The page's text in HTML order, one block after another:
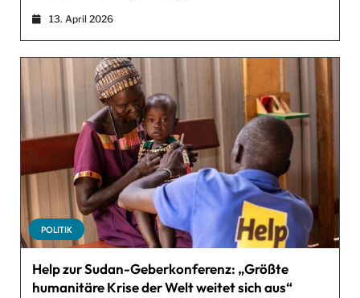
13. April 2026
POLITIK
Help zur Sudan-Geberkonferenz: „Größte
humanitäre Krise der Welt weitet sich aus“